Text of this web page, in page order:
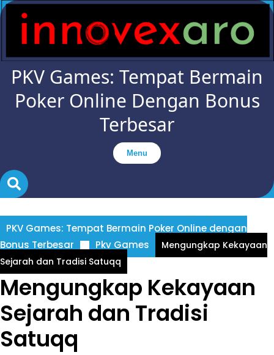
Skip
to
PKV Games: Tempat Bermain
Poker Online Dengan Bonus
Terbesar
Menu
PKV Games: Tempat Bermain Poker Online dengan
Bonus Terbesar
Pkv Games
Mengungkap Kekayaan
Sejarah dan Tradisi Satuqq
Mengungkap Kekayaan
Sejarah dan Tradisi
Satuqq